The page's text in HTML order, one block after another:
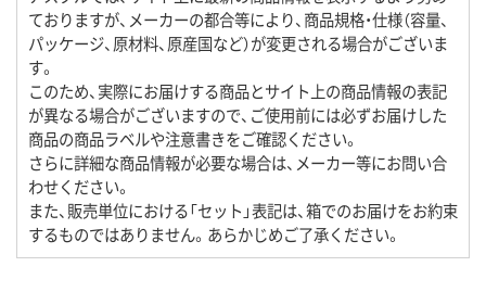
ておりますが、メーカーの都合等により、商品規格・仕様（容量、
パッケージ、原材料、原産国など）が変更される場合がございま
す。
このため、実際にお届けする商品とサイト上の商品情報の表記
が異なる場合がございますので、ご使用前には必ずお届けした
商品の商品ラベルや注意書きをご確認ください。
さらに詳細な商品情報が必要な場合は、メーカー等にお問い合
わせください。
また、販売単位における「セット」表記は、箱でのお届けをお約束
するものではありません。あらかじめご了承ください。